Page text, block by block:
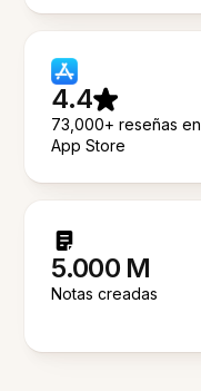
4.4
73,000+ reseñas en
App Store
5.000 M
Notas creadas